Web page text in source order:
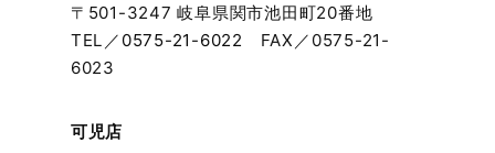
2024年1月
〒501-3247 岐阜県関市池田町20番地
TEL／ 0575-21-6022
FAX／0575-21-
6023
可児店